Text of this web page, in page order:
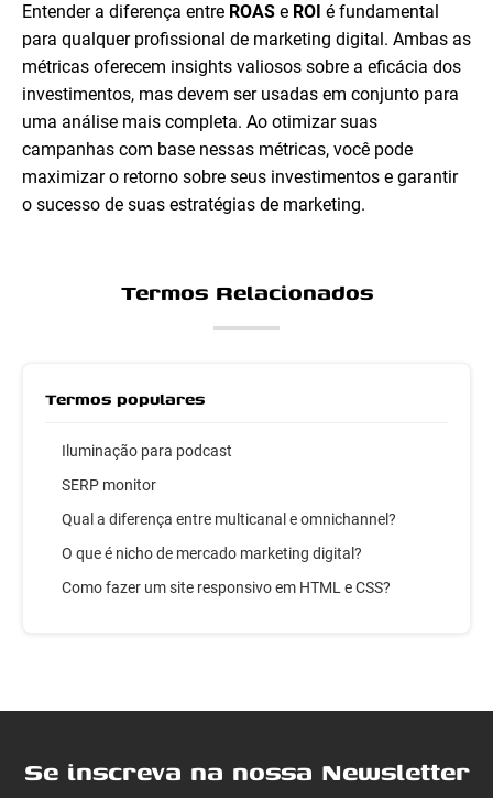
Entender a diferença entre ROAS e ROI é fundamental
para qualquer profissional de marketing digital. Ambas as
métricas oferecem insights valiosos sobre a eficácia dos
investimentos, mas devem ser usadas em conjunto para
uma análise mais completa. Ao otimizar suas
campanhas com base nessas métricas, você pode
maximizar o retorno sobre seus investimentos e garantir
o sucesso de suas estratégias de marketing.
Termos Relacionados
Termos populares
Iluminação para podcast
SERP monitor
Qual a diferença entre multicanal e omnichannel?
O que é nicho de mercado marketing digital?
Como fazer um site responsivo em HTML e CSS?
Se inscreva na nossa Newsletter